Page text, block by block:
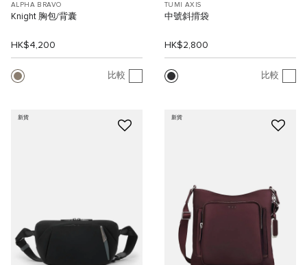
ALPHA BRAVO
Knight 胸包/背囊
HK$4,200
比較
TUMI AXIS
中號斜揹袋
HK$2,800
比較
新貨 新貨